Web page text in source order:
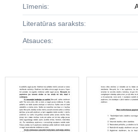
Līmenis:
Literatūras saraksts:
Atsauces: